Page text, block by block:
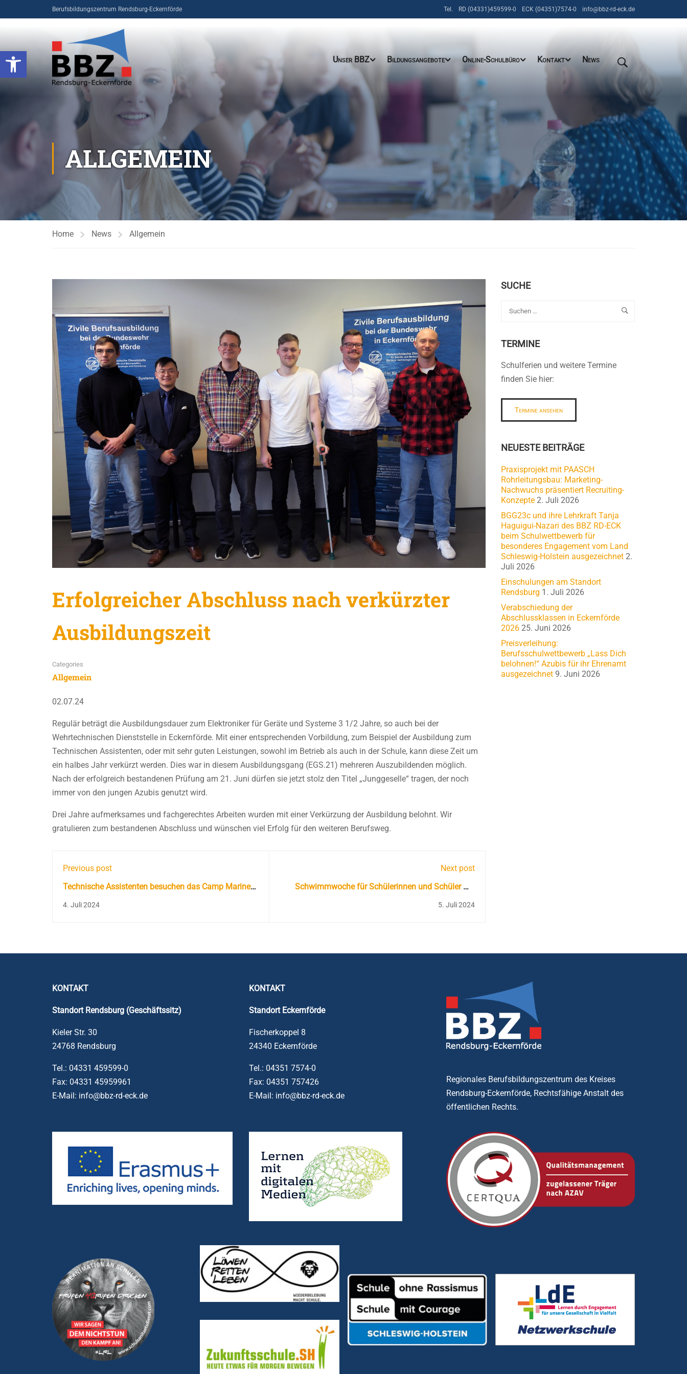
Open toolbar
Tel. RD (04331)459599-0 ECK (04351)7574-0 info@bbz-rd-eck.de
Berufsbildungszentrum Rendsburg-Eckernförde
Unser BBZ Bildungsangebote Online-Schulbüro Kontakt News
ALLGEMEIN
Home News Allgemein
Erfolgreicher Abschluss nach verkürzter
Ausbildungszeit
Categories
Allgemein
02.07.24
Regulär beträgt die Ausbildungsdauer zum Elektroniker für Geräte und Systeme 3 1/2 Jahre, so auch bei der
Wehrtechnischen Dienststelle in Eckernförde. Mit einer entsprechenden Vorbildung, zum Beispiel der Ausbildung zum
Technischen Assistenten, oder mit sehr guten Leistungen, sowohl im Betrieb als auch in der Schule, kann diese Zeit um
ein halbes Jahr verkürzt werden. Dies war in diesem Ausbildungsgang (EGS.21) mehreren Auszubildenden möglich.
Nach der erfolgreich bestandenen Prüfung am 21. Juni dürfen sie jetzt stolz den Titel „Junggeselle“ tragen, der noch
immer von den jungen Azubis genutzt wird.
Drei Jahre aufmerksames und fachgerechtes Arbeiten wurden mit einer Verkürzung der Ausbildung belohnt. Wir
gratulieren zum bestandenen Abschluss und wünschen viel Erfolg für den weiteren Berufsweg.
Previous post
Technische Assistenten besuchen das Camp Marine
auf der KiWo
4. Juli 2024
Next post
Schwimmwoche für Schülerinnen und Schüler mit
Fluchterfahrung
5. Juli 2024
SUCHE
TERMINE
Schulferien und weitere Termine
finden Sie hier:
Termine ansehen
NEUESTE BEITRÄGE
Praxisprojekt mit PAASCH
Rohrleitungsbau: Marketing-
Nachwuchs präsentiert Recruiting-
Konzepte 2. Juli 2026
BGG23c und ihre Lehrkraft Tanja
Haguigui-Nazari des BBZ RD-ECK
beim Schulwettbewerb für
besonderes Engagement vom Land
Schleswig-Holstein ausgezeichnet 2.
Juli 2026
Einschulungen am Standort
Rendsburg 1. Juli 2026
Verabschiedung der
Abschlussklassen in Eckernförde
2026 25. Juni 2026
Preisverleihung:
Berufsschulwettbewerb „Lass Dich
belohnen!“ Azubis für ihr Ehrenamt
ausgezeichnet 9. Juni 2026
KONTAKT
Standort Rendsburg (Geschäftssitz)
Kieler Str. 30
24768 Rendsburg
Tel.: 04331 459599-0
Fax: 04331 45959961
E-Mail: info@bbz-rd-eck.de
KONTAKT
StandortEckernförde
Fischerkoppel 8
24340 Eckernförde
Tel.: 04351 7574-0
Fax: 04351 757426
E-Mail: info@bbz-rd-eck.de
Regionales Berufsbildungszentrum des Kreises
Rendsburg-Eckernförde, Rechtsfähige Anstalt des
öffentlichen Rechts.